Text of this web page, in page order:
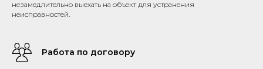
незамедлительно выехать на объект для устранения
неисправностей.
Работа по договору